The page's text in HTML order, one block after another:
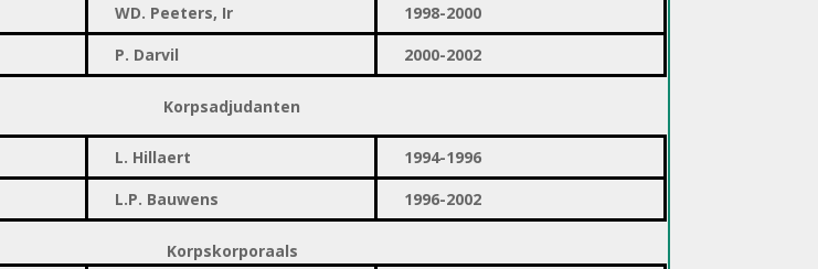
WD. Peeters, Ir
1998-2000
P. Darvil 2000-2002
Korpsadjudanten
L. Hillaert
1994-1996
L.P. Bauwens 1996-2002
Korpskorporaals